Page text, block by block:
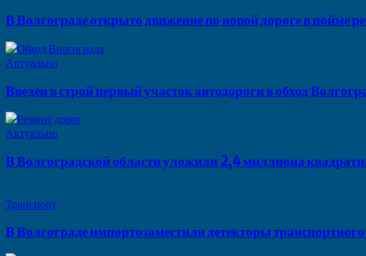
В Волгограде открыто движение по новой дороге в пойме
Актуально
Введен в строй первый участок автодороги в обход
Актуально
В Волгоградской области уложили 2,4 миллиона
Транспорт
В Волгограде импортозаместили детекторы